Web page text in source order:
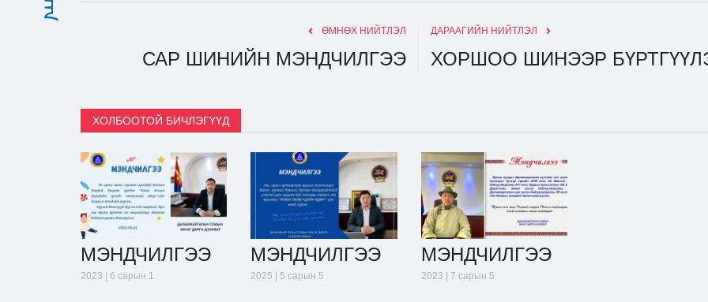
ӨМНӨХ НИЙТЛЭЛ
САР ШИНИЙН МЭНДЧИЛГЭЭ
ДАРААГИЙН НИЙТЛЭЛ
ХОРШОО ШИНЭЭР
ХОЛБООТОЙ БИЧЛЭГҮҮД
МЭНДЧИЛГЭЭ
2023 | 6 сарын 1
МЭНДЧИЛГЭЭ
2025 | 5 сарын 5
МЭНДЧИЛГЭЭ
2023 | 7 сарын 5